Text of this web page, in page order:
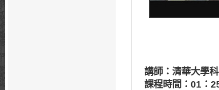
講師：清華大學
課程時間：01：